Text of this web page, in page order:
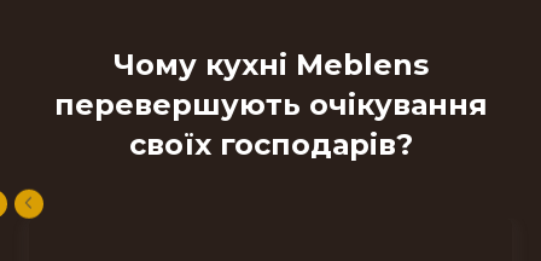
Чому кухні Meblens
перевершують очікування
своїх господарів?